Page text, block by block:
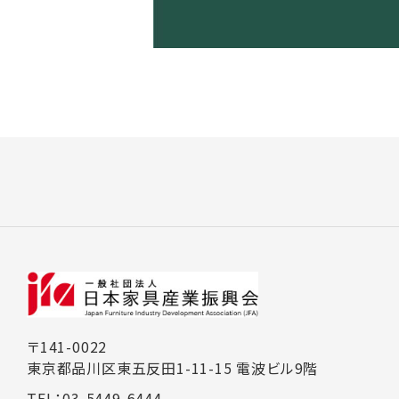
〒141-0022
東京都品川区東五反田1-11-15 電波ビル9階